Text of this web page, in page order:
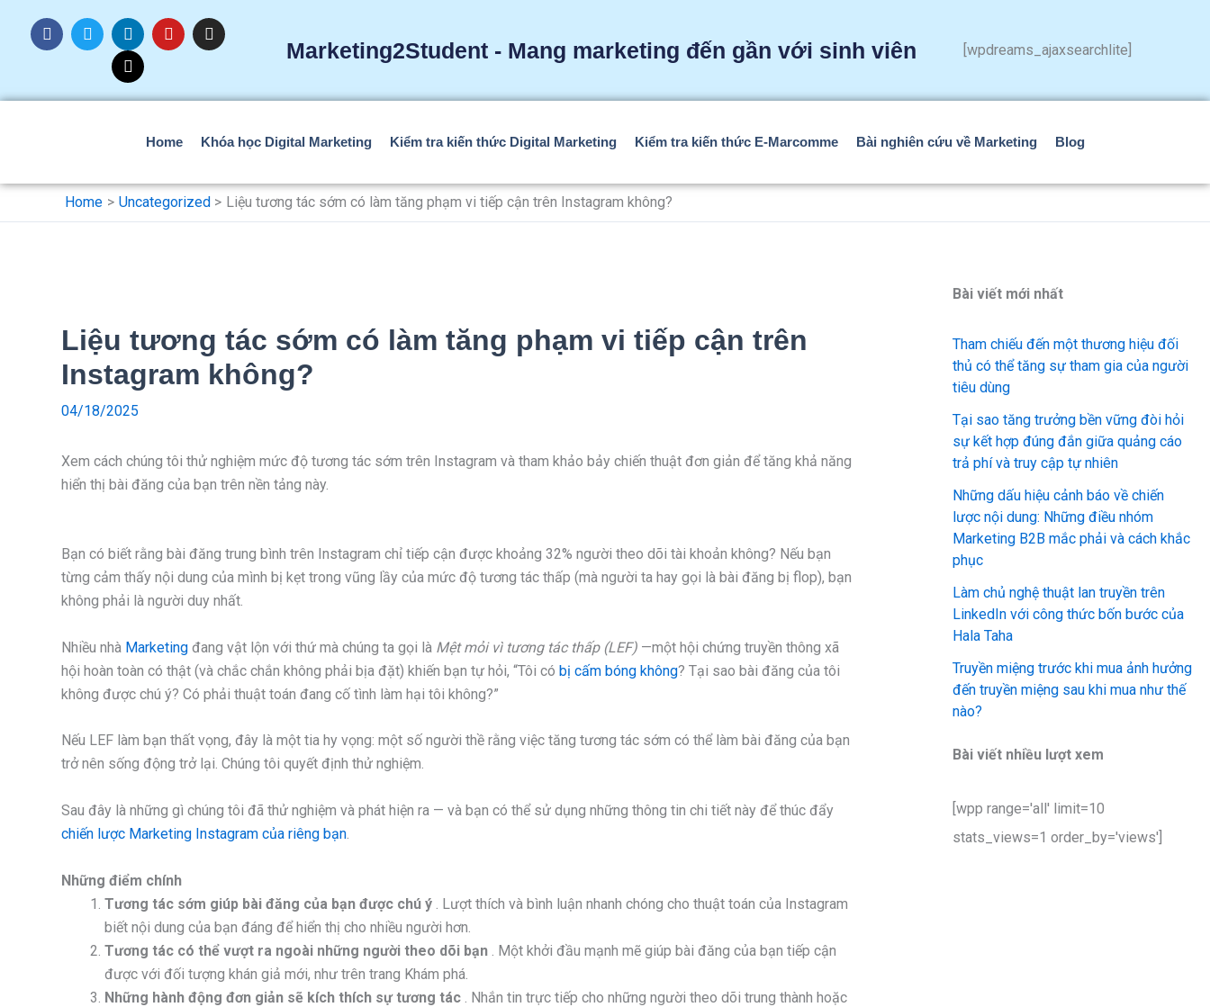
F
a
o
T
w
e
L
i
n
k
d
Y
o
b
I
n
g
a
T
h
r
e
d
Marketing2Student - Mang marketing đến gần với sinh viên [wpdreams_ajaxsearchlite]
Home Khóa học Digital Marketing Kiểm tra kiến thức Digital Marketing Kiểm tra kiến thức E-Marcomme Bài nghiên cứu về Marketing Blog
Home Uncategorized Liệu tương tác sớm có làm tăng phạm vi tiếp cận trên Instagram không?
Liệu tương tác sớm có làm tăng phạm vi tiếp cận trên
Instagram không?
04/18/2025
Xem cách chúng tôi thử nghiệm mức độ tương tác sớm trên Instagram và tham khảo bảy chiến thuật đơn giản để tăng khả năng
hiển thị bài đăng của bạn trên nền tảng này.
Bạn có biết rằng bài đăng trung bình trên Instagram chỉ tiếp cận được khoảng 32% người theo dõi tài khoản không? Nếu bạn
từng cảm thấy nội dung của mình bị kẹt trong vũng lầy của mức độ tương tác thấp (mà người ta hay gọi là bài đăng bị flop), bạn
không phải là người duy nhất.
Nhiều nhà Marketing đang vật lộn với thứ mà chúng ta gọi là Mệt mỏi vì tương tác thấp (LEF) —một hội chứng truyền thông xã
hội hoàn toàn có thật (và chắc chắn không phải bịa đặt) khiến bạn tự hỏi, “Tôi có bị cấm bóng không? Tại sao bài đăng của tôi
không được chú ý? Có phải thuật toán đang cố tình làm hại tôi không?”
Nếu LEF làm bạn thất vọng, đây là một tia hy vọng: một số người thề rằng việc tăng tương tác sớm có thể làm bài đăng của bạn
trở nên sống động trở lại. Chúng tôi quyết định thử nghiệm.
Sau đây là những gì chúng tôi đã thử nghiệm và phát hiện ra — và bạn có thể sử dụng những thông tin chi tiết này để thúc đẩy
chiến lược Marketing Instagram của riêng bạn.
Những điểm chính
Tương tác sớm giúp bài đăng của bạn được chú ý
. Lượt thích và bình luận nhanh chóng cho thuật toán của Instagram
biết nội dung của bạn đáng để hiển thị cho nhiều người hơn.
Tương tác có thể vượt ra ngoài những người theo dõi bạn
. Một khởi đầu mạnh mẽ giúp bài đăng của bạn tiếp cận
được với đối tượng khán giả mới, như trên trang Khám phá.
Những hành động đơn giản sẽ kích thích sự tương tác
. Nhắn tin trực tiếp cho những người theo dõi trung thành hoặc
Bài viết mới nhất
Tham chiếu đến một thương hiệu đối
thủ có thể tăng sự tham gia của người
tiêu dùng
Tại sao tăng trưởng bền vững đòi hỏi
sự kết hợp đúng đắn giữa quảng cáo
trả phí và truy cập tự nhiên
Những dấu hiệu cảnh báo về chiến
lược nội dung: Những điều nhóm
Marketing B2B mắc phải và cách khắc
phục
Làm chủ nghệ thuật lan truyền trên
LinkedIn với công thức bốn bước của
Hala Taha
Truyền miệng trước khi mua ảnh hưởng
đến truyền miệng sau khi mua như thế
nào?
Bài viết nhiều lượt xem
[wpp range='all' limit=10
stats_views=1 order_by='views']